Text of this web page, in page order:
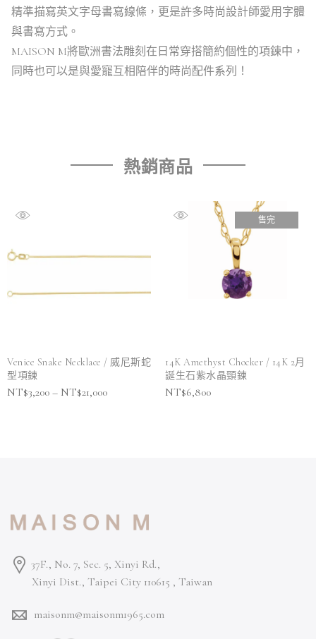
精準描寫英文字母書寫線條，更是許多時尚設計師愛用字體
與書寫方式。
MAISON M將歐洲書法雕刻在日常穿搭簡約個性的項鍊中，
同時也可以是與愛寵互相陪伴的時尚配件系列！
熱銷商品
Venice Snake Necklace / 威尼斯蛇
型項鍊
NT$3,200 – NT$21,000
售完
14K Amethyst Chocker / 14K 2月
誕生石紫水晶頸鍊
NT$6,800
37F., No. 7, Sec. 5, Xinyi Rd.,
Xinyi Dist., Taipei City 110615 , Taiwan
maisonm@maisonm1965.com